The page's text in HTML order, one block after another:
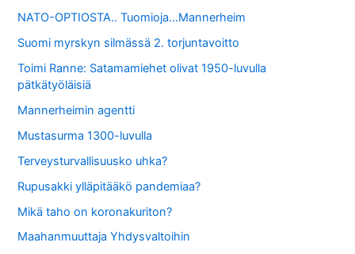
NATO-OPTIOSTA.. Tuomioja…Mannerheim
Suomi myrskyn silmässä 2. torjuntavoitto
Toimi Ranne: Satamamiehet olivat 1950-luvulla
pätkätyöläisiä
Mannerheimin agentti
Mustasurma 1300-luvulla
Terveysturvallisuusko uhka?
Rupusakki ylläpitääkö pandemiaa?
Mikä taho on koronakuriton?
Maahanmuuttaja Yhdysvaltoihin